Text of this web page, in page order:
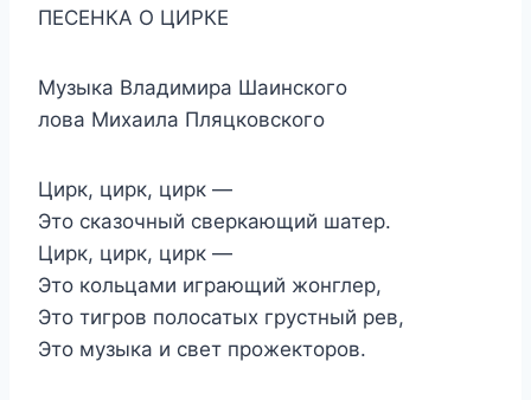
ПЕСЕНКА О ЦИРКЕ
Музыка Владимира Шаинского
лова Михаила Пляцковского
Цирк, цирк, цирк —
Это сказочный сверкающий шатер.
Цирк, цирк, цирк —
Это кольцами играющий жонглер,
Это тигров полосатых грустный рев,
Это музыка и свет прожекторов.